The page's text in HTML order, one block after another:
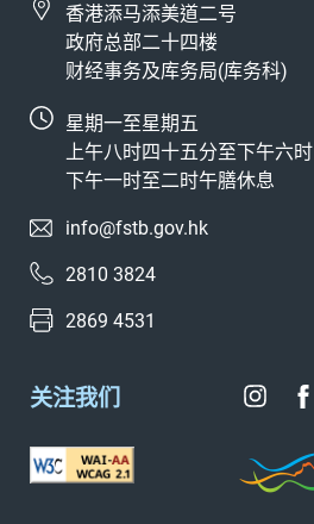
香港添马添美道二号
政府总部二十四楼
财经事务及库务局(库务科)
星期一至星期五
上午八时四十五分至下午六时
下午一时至二时午膳休息
info@fstb.gov.hk
2810 3824
2869 4531
关注我们